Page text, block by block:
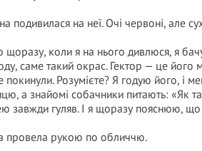
подивилася на неї. Очі червоні, але
щоразу, коли я на нього дивлюся, я
саме такий окрас. Гектор — це його
покинули. Розумієте? Я годую його, і
а знайомі собачники питають: «Як
завжди гуляв. І я щоразу пояснюю,
провела рукою по обличчю.